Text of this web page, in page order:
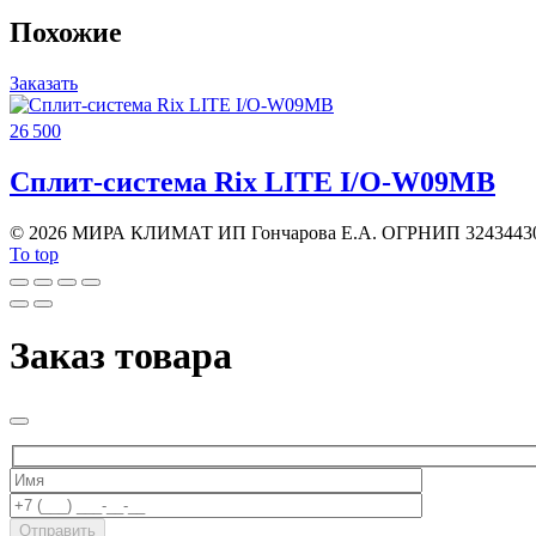
Похожие
Заказать
26 500
Сплит-система Rix LITE I/O-W09MB
© 2026 МИРА КЛИМАТ ИП Гончарова Е.А. ОГРНИП
To top
Заказ товара
Отправить